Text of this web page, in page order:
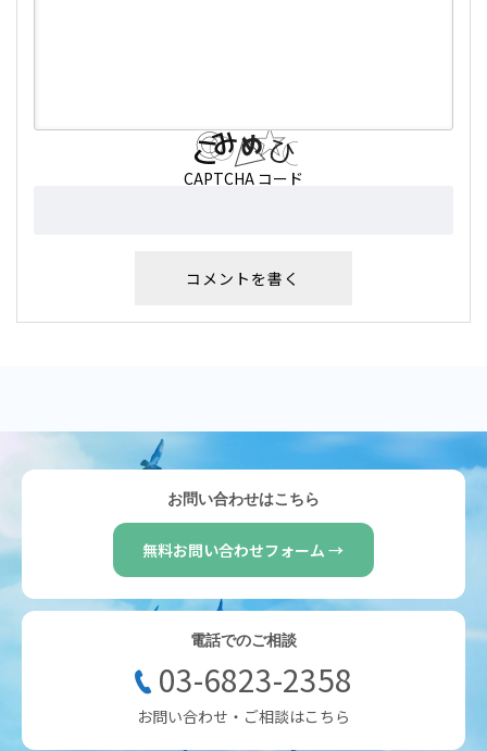
CAPTCHA コード
お問い合わせはこちら
無料お問い合わせフォーム →
電話でのご相談
03-6823-2358
お問い合わせ・ご相談はこちら